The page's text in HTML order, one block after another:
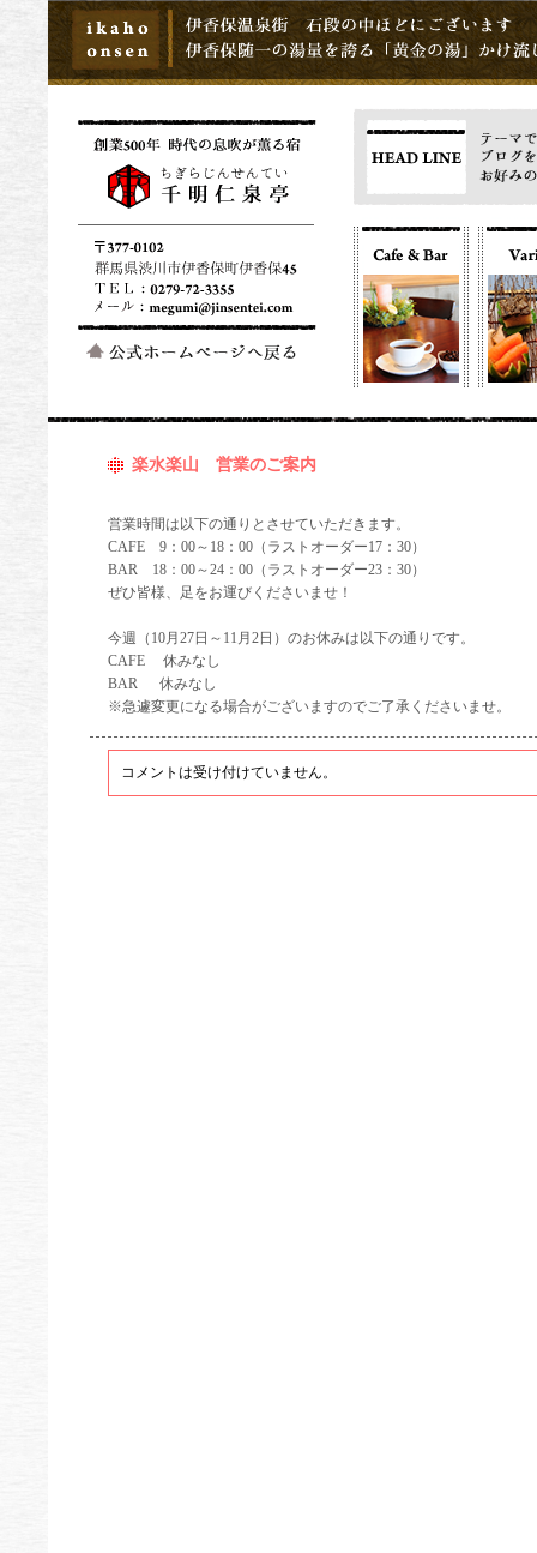
楽水楽山 営業のご案内
営業時間は以下の通りとさせていただきます。
CAFE 9：00～18：00（ラストオーダー17：30）
BAR 18：00～24：00（ラストオーダー23：30）
ぜひ皆様、足をお運びくださいませ！
今週（10月27日～11月2日）のお休みは以下の通りです。
CAFE 休みなし
BAR 休みなし
※急遽変更になる場合がございますのでご了承くださいませ。
コメントは受け付けていません。